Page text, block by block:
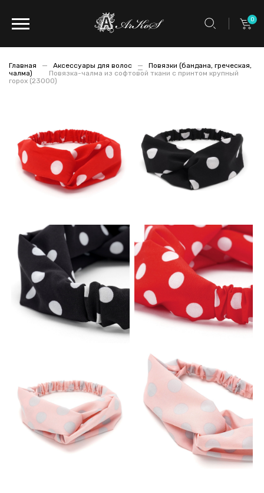
0
Главная Аксессуары для волос
Повязки (бандана, греческая,
чалма)
Повязка-чалма из софтовой ткани с принтом крупный
горох (23000)